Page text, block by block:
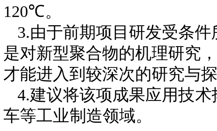
120℃。
3.由于前期项目研发受条
是对新型聚合物的机理研究
才能进入到较深次的研究与
4.建议将该项成果应用技
车等工业制造领域。